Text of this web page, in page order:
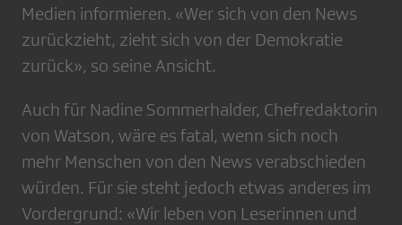
Medien informieren. «Wer sich von den News
zurückzieht, zieht sich von der Demokratie
zurück», so seine Ansicht.
Auch für Nadine Sommerhalder, Chefredaktorin
von Watson, wäre es fatal, wenn sich noch
mehr Menschen von den News verabschieden
würden. Für sie steht jedoch etwas anderes im
Vordergrund: «Wir leben von Leserinnen und